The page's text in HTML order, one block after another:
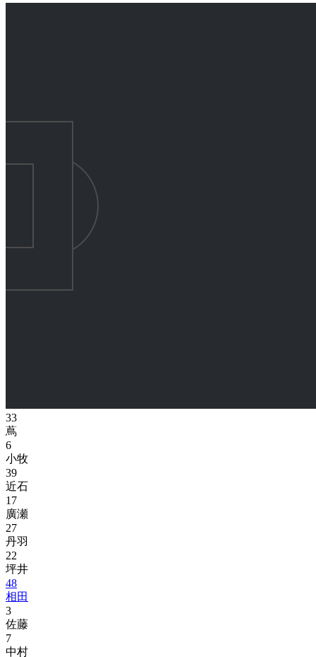
33
蔦
6
小牧
39
近石
17
廣瀬
27
丹羽
22
坪井
48
相田
3
佐藤
7
中村